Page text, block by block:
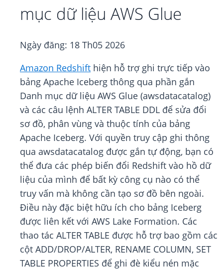
mục dữ liệu AWS Glue
Ngày đăng: 18 Th05 2026
Amazon Redshift hiện hỗ trợ ghi trực tiếp vào
bảng Apache Iceberg thông qua phần gắn
Danh mục dữ liệu AWS Glue (awsdatacatalog)
và các câu lệnh ALTER TABLE DDL để sửa đổi
sơ đồ, phân vùng và thuộc tính của bảng
Apache Iceberg. Với quyền truy cập ghi thông
qua awsdatacatalog được gắn tự động, bạn có
thể đưa các phép biến đổi Redshift vào hồ dữ
liệu của mình để bất kỳ công cụ nào có thể
truy vấn mà không cần tạo sơ đồ bên ngoài.
Điều này đặc biệt hữu ích cho bảng Iceberg
được liên kết với AWS Lake Formation. Các
thao tác ALTER TABLE được hỗ trợ bao gồm các
cột ADD/DROP/ALTER, RENAME COLUMN, SET
TABLE PROPERTIES để ghi đè kiểu nén mặc